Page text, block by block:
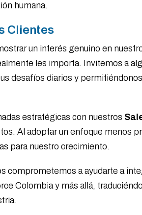
humana.
Clientes
un interés genuino en
les importa. Invitemos a
desafíos diarios y permitiéndonos
estratégicas con nuestros
Al adoptar un enfoque menos
para nuestro crecimiento.
comprometemos a ayudarte a
Colombia y más allá,